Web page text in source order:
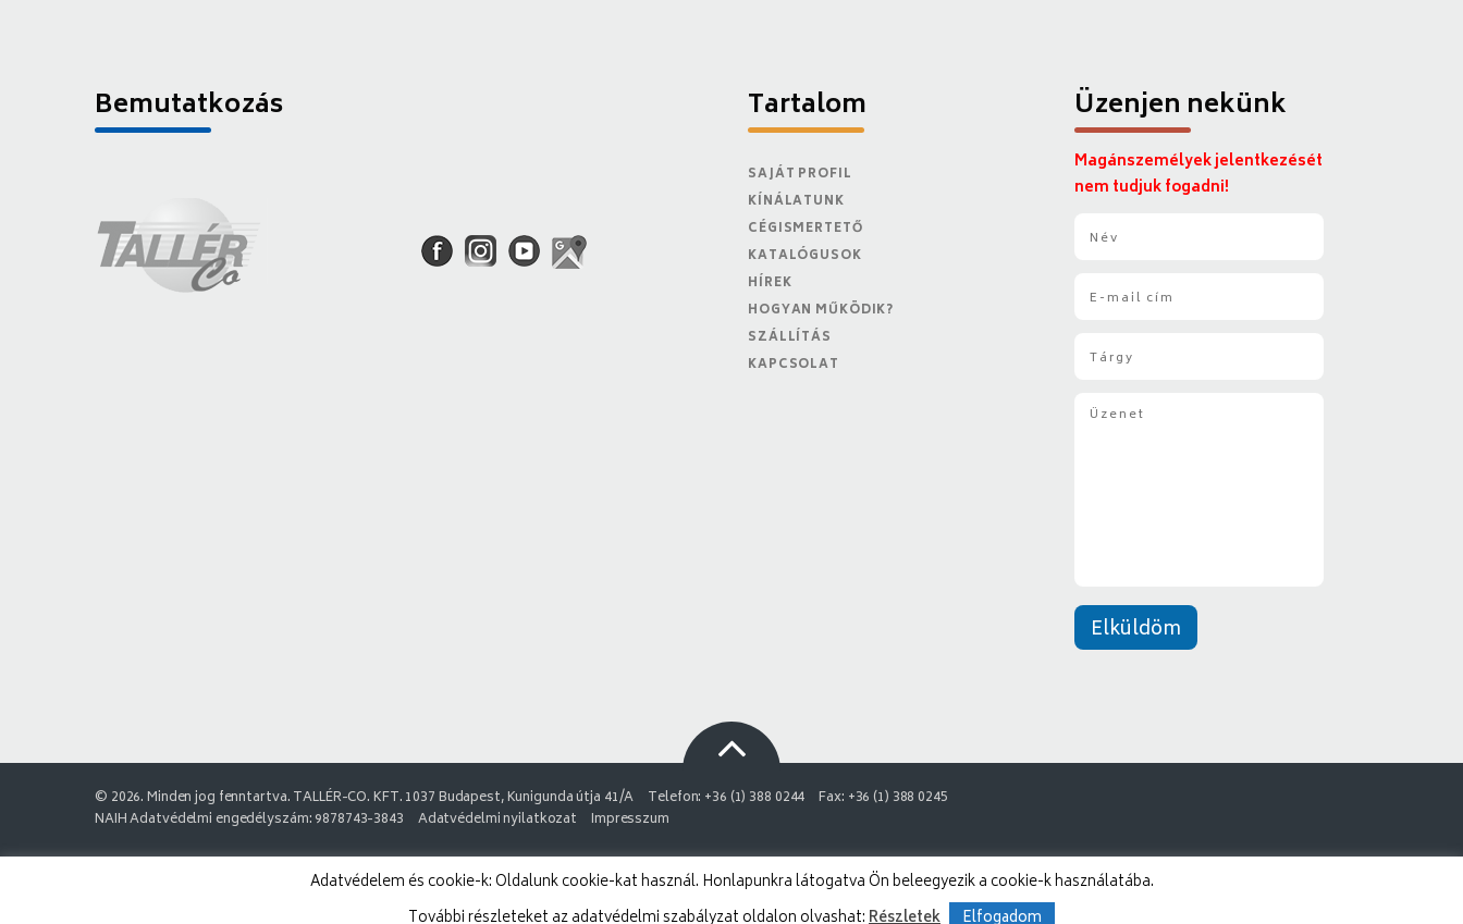
Bemutatkozás Tartalom
SAJÁT PROFIL
KÍNÁLATUNK
CÉGISMERTETŐ
KATALÓGUSOK
HÍREK
HOGYAN MŰKÖDIK?
SZÁLLÍTÁS
KAPCSOLAT
Üzenjen nekünk
Magánszemélyek jelentkezését
nem tudjuk fogadni!
Elküldöm
© 2026. Minden jog fenntartva. TALLÉR-CO. KFT. 1037 Budapest, Kunigunda útja 41/A Telefon: +36 (1) 388 0244
Fax: +36 (1) 388 0245
NAIH Adatvédelmi engedélyszám: 9878743-3843
Adatvédelmi nyilatkozat Impresszum
Adatvédelem és cookie-k: Oldalunk cookie-kat használ. Honlapunkra látogatva Ön beleegyezik a cookie-k használatába.
További részleteket az adatvédelmi szabályzat oldalon olvashat:Részletek